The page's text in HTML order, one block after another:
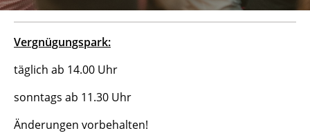
Vergnügungspark:
täglich ab 14.00 Uhr
sonntags ab 11.30 Uhr
Änderungen vorbehalten!